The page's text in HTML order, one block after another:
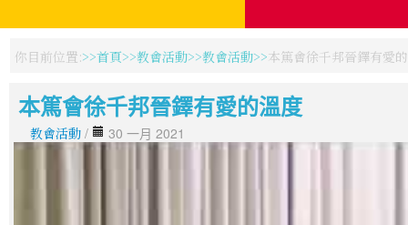
你目前位置: 首頁 教會活動 教會活動 本篤會徐千邦晉鐸有愛
本篤會徐千邦晉鐸有愛的溫度
教會活動 / 30 一月 2021